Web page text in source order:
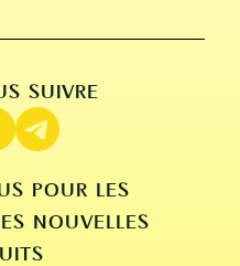
SUIVRE
POUR LES
NOUVELLES